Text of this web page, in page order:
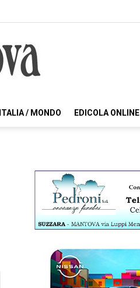
ITALIA / MONDO EDICOLA ONLINE